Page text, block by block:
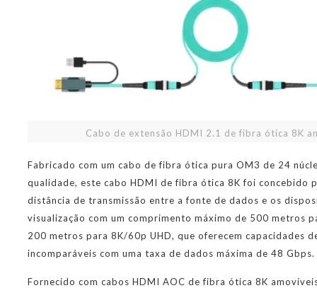
Cabo de extensão HDMI 2.1 de fibra ótica 8K
Fabricado com um cabo de fibra ótica pura OM3 de 24
qualidade, este cabo HDMI de fibra ótica 8K foi concebido
distância de transmissão entre a fonte de dados e os
visualização com um comprimento máximo de 500 metros
200 metros para 8K/60p UHD, que oferecem capacidades
incomparáveis com uma taxa de dados máxima de 48 Gbps.
Fornecido com cabos HDMI AOC de fibra ótica 8K